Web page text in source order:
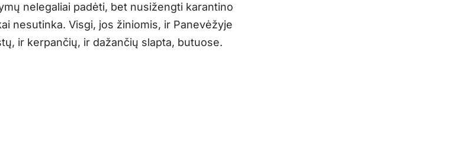
nelegaliai padėti, bet nusižengti karantino
nesutinka. Visgi, jos žiniomis, ir Panevėžyje
ir kerpančių, ir dažančių slapta, butuose.